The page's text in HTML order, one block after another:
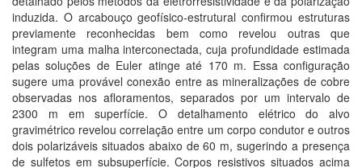
induzida. O arcabouço geofísico-estrutural confirmou estruturas
previamente reconhecidas bem como revelou outras que
integram uma malha interconectada, cuja profundidade estimada
pelas soluções de Euler atinge até 170 m. Essa configuração
sugere uma provável conexão entre as mineralizações de cobre
observadas nos afloramentos, separados por um intervalo de
2300 m em superfície. O detalhamento elétrico do alvo
gravimétrico revelou correlação entre um corpo condutor e outros
dois polarizáveis situados abaixo de 60 m, sugerindo a presença
de sulfetos em subsuperfície. Corpos resistivos situados acima